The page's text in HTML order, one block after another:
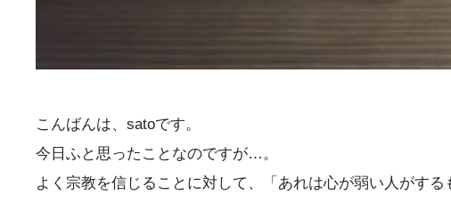
こんばんは、satoです。
今日ふと思ったことなのですが…。
よく宗教を信じることに対して、「あれは心が弱い人がす